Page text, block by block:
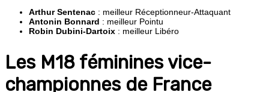
Arthur Sentenac : meilleur Réceptionneur-Attaquant
Antonin Bonnard : meilleur Pointu
Robin Dubini-Dartoix : meilleur Libéro
Les M18 féminines vice-
championnes de France